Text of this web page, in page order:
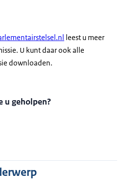
leest u meer
U kunt daar ook alle
downloaden.
u geholpen?